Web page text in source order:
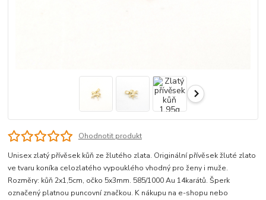
Ohodnotit produkt
Unisex zlatý přívěsek kůň ze žlutého zlata. Originální přívěsek žluté zlato
ve tvaru koníka celozlatého vypouklého vhodný pro ženy i muže.
Rozměry: kůň 2x1,5cm, očko 5x3mm. 585/1000 Au 14karátů. Šperk
označený platnou puncovní značkou. K nákupu na e-shopu nebo